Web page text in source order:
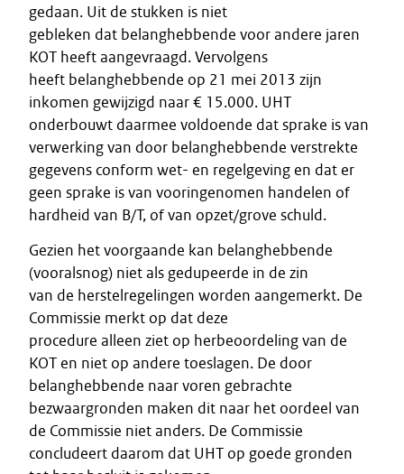
gedaan. Uit de stukken is niet
gebleken dat belanghebbende voor andere jaren
KOT heeft aangevraagd. Vervolgens
heeft belanghebbende op 21 mei 2013 zijn
inkomen gewijzigd naar € 15.000. UHT
onderbouwt daarmee voldoende dat sprake is van
verwerking van door belanghebbende verstrekte
gegevens conform wet- en regelgeving en dat er
geen sprake is van vooringenomen handelen of
hardheid van B/T, of van opzet/grove schuld.
Gezien het voorgaande kan belanghebbende
(vooralsnog) niet als gedupeerde in de zin
van de herstelregelingen worden aangemerkt. De
Commissie merkt op dat deze
procedure alleen ziet op herbeoordeling van de
KOT en niet op andere toeslagen. De door
belanghebbende naar voren gebrachte
bezwaargronden maken dit naar het oordeel van
de Commissie niet anders. De Commissie
concludeert daarom dat UHT op goede gronden